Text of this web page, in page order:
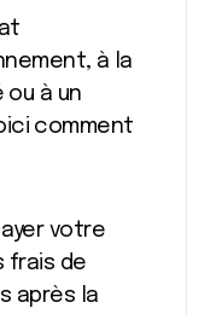
à la
à un
comment
votre
frais de
après la